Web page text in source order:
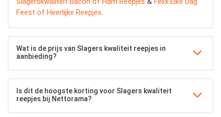
Feest of Heerlijke Reepjes.
Wat is de prijs van Slagers kwaliteit reepjes in
aanbieding?
Is dit de hoogste korting voor Slagers kwaliteit
reepjes bij Nettorama?